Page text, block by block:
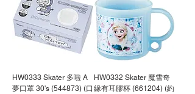
HW0333 Skater 多啦 A
夢口罩 30's (544873) (口
HW0332 Skater 魔雪奇
緣有耳膠杯 (661204) (約